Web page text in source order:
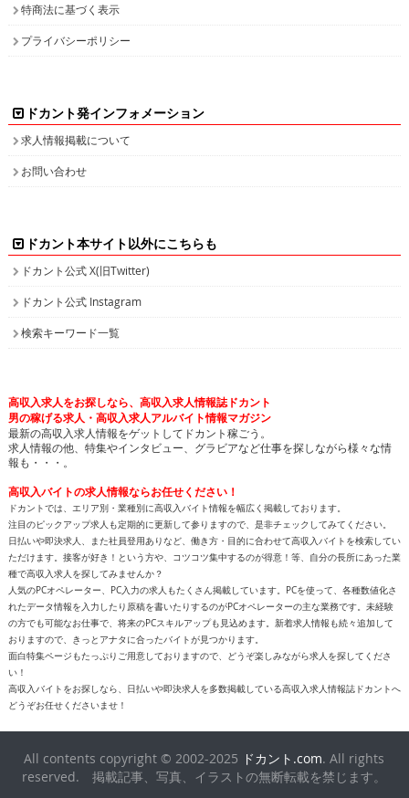
特商法に基づく表示
プライバシーポリシー
ドカント発インフォメーション
求人情報掲載について
お問い合わせ
ドカント本サイト以外にこちらも
ドカント公式 X(旧Twitter)
ドカント公式 Instagram
検索キーワード一覧
高収入求人をお探しなら、高収入求人情報誌ドカント
男の稼げる求人・高収入求人アルバイト情報マガジン
最新の高収入求人情報をゲットしてドカント稼ごう。
求人情報の他、特集やインタビュー、グラビアなど仕事を探しながら様々な情
報も・・・。
高収入バイトの求人情報ならお任せください！
ドカントでは、エリア別・業種別に高収入バイト情報を幅広く掲載しております。
注目のピックアップ求人も定期的に更新して参りますので、是非チェックしてみてください。
日払いや即決求人、また社員登用ありなど、働き方・目的に合わせて高収入バイトを検索してい
ただけます。接客が好き！という方や、コツコツ集中するのが得意！等、自分の長所にあった業
種で高収入求人を探してみませんか？
人気のPCオペレーター、PC入力の求人もたくさん掲載しています。PCを使って、各種数値化さ
れたデータ情報を入力したり原稿を書いたりするのがPCオペレーターの主な業務です。未経験
の方でも可能なお仕事で、将来のPCスキルアップも見込めます。新着求人情報も続々追加して
おりますので、きっとアナタに合ったバイトが見つかります。
面白特集ページもたっぷりご用意しておりますので、どうぞ楽しみながら求人を探してくださ
い！
高収入バイトをお探しなら、日払いや即決求人を多数掲載している高収入求人情報誌ドカントへ
どうぞお任せくださいませ！
All contents copyright © 2002-2025 ドカント.com. All rights
reserved. 掲載記事、写真、イラストの無断転載を禁じます。